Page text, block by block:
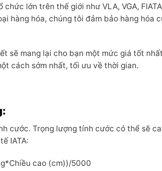
lớn trên thế giới như VLA, VGA,
hàng hóa, chúng tôi đảm bảo hàng hóa
sẽ mang lại cho bạn một mức giá tốt
cách sớm nhất, tối ưu về thời gian.
cước. Trọng lượng tính cước có thể sẽ
IATA:
cao (cm))/5000